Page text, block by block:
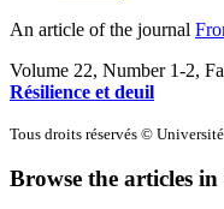
An article of the journal
Volume 22, Number 1-2,
Résilience et deuil
Tous droits réservés ©
Browse the articles in